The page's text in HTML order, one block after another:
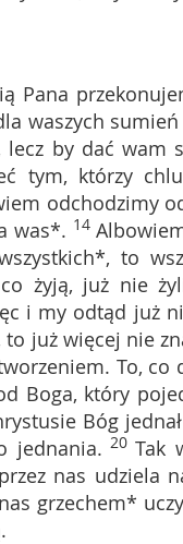
Pana
waszych
lecz by dać
tym, którzy
odchodzimy
was*. 14
to
żyją, już nie
i my odtąd już
to już więcej nie
To, co
Boga, który
Bóg
jednania. 20Tak
nas udziela
grzechem*